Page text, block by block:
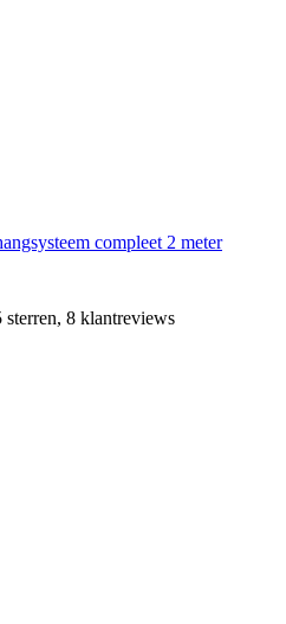
compleet 2 meter
sterren, 8 klantreviews